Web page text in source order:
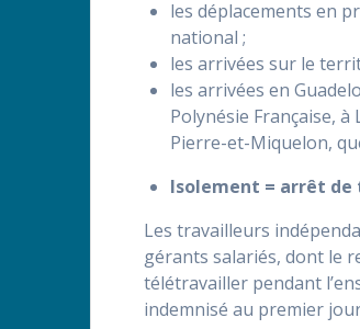
les déplacements en
national ;
les arrivées sur le
les arrivées en
Polynésie Française,
Pierre-et-Miquelon,
Isolement = arrêt de
Les travailleurs
gérants salariés, dont le
télétravailler pendant
indemnisé au premier